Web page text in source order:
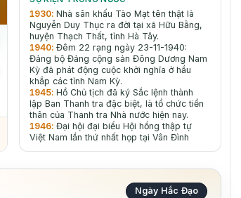
1930:Nhà sân khấu Tào Mạt tên thật là
Nguyễn Duy Thục ra đời tại xã Hữu Bằng,
huyện Thạch Thất, tỉnh Hà Tây.
1940:Đêm 22 rạng ngày 23-11-1940:
Đảng bộ Đảng cộng sản Đông Dương Nam
Kỳ đã phát động cuộc khởi nghĩa ở hầu
khắp các tỉnh Nam Kỳ.
1945:Hồ Chủ tịch đã ký Sắc lệnh thành
lập Ban Thanh tra đặc biệt, là tổ chức tiền
thân của Thanh tra Nhà nước hiện nay.
1946:Đại hội đại biểu Hội hồng thập tự
Việt Nam lần thứ nhất họp tại Vân Đình
được cho rằng đã ra mắt lá quốc kỳ cờ đỏ
sao vàng do Nguyễn Hữu Tiến vẽ.
Ngày Hắc Đạo